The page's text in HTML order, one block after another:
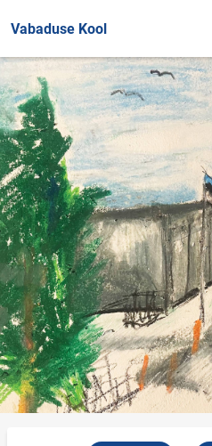
Vabaduse Kool
Front page